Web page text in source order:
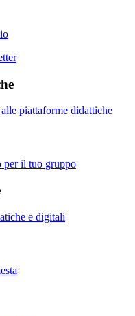
piattaforme didattiche
per il tuo gruppo
e digitali